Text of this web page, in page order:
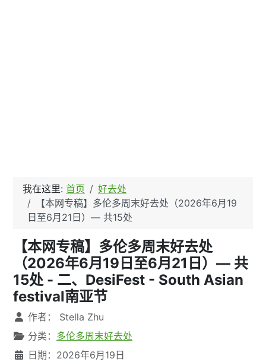
我在这里: 首页
好去处
【本网专稿】多伦多周末好去处（2026年6月19
日至6月21日）— 共15处
【本网专稿】多伦多周末好去处
（2026年6月19日至6月21日）— 共
15处 - 二、DesiFest - South Asian
festival南亚节
文章信息
作者： Stella Zhu
分类： 多伦多周末好去处
日期：2026年6月19日